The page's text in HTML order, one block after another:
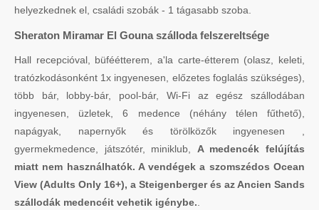
helyezkednek el, családi szobák - 1 tágasabb szoba.
Sheraton Miramar El Gouna szálloda felszereltsége
Hall recepcióval, büféétterem, a'la carte-étterem (olasz, keleti,
tratózkodásonként 1x ingyenesen, előzetes foglalás szükséges),
több bár, lobby-bár, pool-bár, Wi-Fi az egész szállodában
ingyenesen, üzletek, 6 medence (néhány télen fűthető),
napágyak, napernyők és törölközők ingyenesen ,
gyermekmedence, játszótér, miniklub, A medencék felújítás
miatt nem használhatók. A vendégek a szomszédos Ocean
View (Adults Only 16+), a Steigenberger és az Ancien Sands
szállodák medencéit vehetik igénybe.